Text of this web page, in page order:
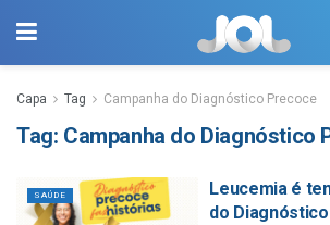
Capa Tag Campanha do Diagnóstico Precoce
Tag: Campanha do Diagnóstico
SAÚDE
Leucemia é
do